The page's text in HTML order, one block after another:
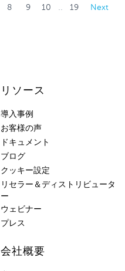
8 9 10 .. 19 Next
リソース
導入事例
お客様の声
ドキュメント
ブログ
クッキー設定
リセラー＆ディストリビュータ
ー
ウェビナー
プレス
会社概要